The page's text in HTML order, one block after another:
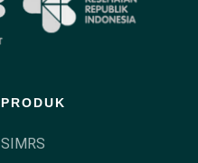
PRODUK
SIMRS